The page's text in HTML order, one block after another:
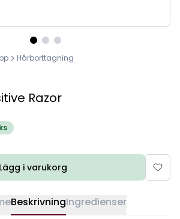
Hårborttagning
Razor
Lägg i varukorg
BeskrivningIngredienser